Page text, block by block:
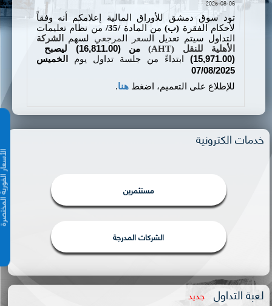
الأسعار
2025-08-06
تود سوق دمشق للأوراق المالية إعلامكم أنه وفقاً
لأحكام الفقرة (ب)من المادة/35/
من نظام تعليمات
التداول سيتم تعديل السعر المرجعي لسهم
الشركة
الأهلية للنقل (AHT
) من (16,811.00) ليصبح
(
15,971.00
) ابتداءً من جلسة تداول يوم
الخميس
07/08/2025
للإطلاع على التعميم، اضغط هنا.
خدمات الكترونية
مستثمرين
الشركات المدرجة
لعبة التداول جديد